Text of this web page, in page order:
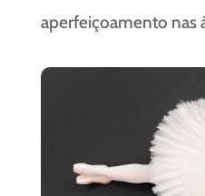
aperfeiçoamento nas